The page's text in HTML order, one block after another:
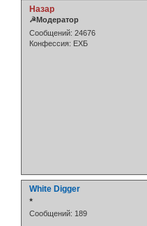
Назар
☭Модератор
Сообщений: 24676
Конфессия: ЕХБ
White Digger
⭒
Сообщений: 189